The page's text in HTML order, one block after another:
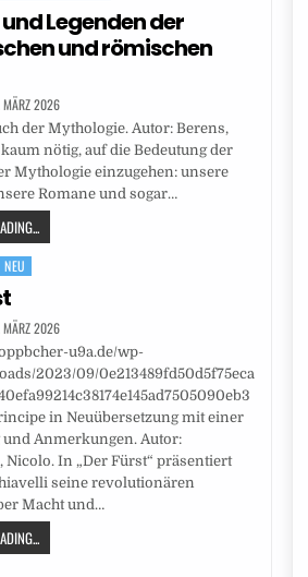
Legenden der
und römischen
MÄRZ 2026
der Mythologie. Autor: Berens,
kaum nötig, auf die Bedeutung der
Mythologie einzugehen: unsere
Romane und sogar…
NEU
MÄRZ 2026
u9a.de/wp-
2023/09/0e213489fd50d5f75eca
in Neuübersetzung mit einer
Anmerkungen. Autor:
Nicolo. In „Der Fürst“ präsentiert
seine revolutionären
Macht und…